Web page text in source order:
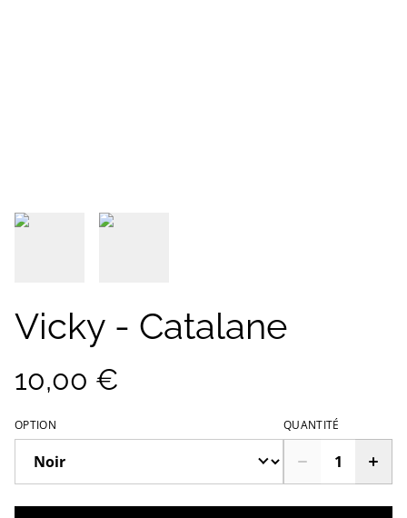
Vicky - Catalane
10,00 €
OPTION QUANTITÉ